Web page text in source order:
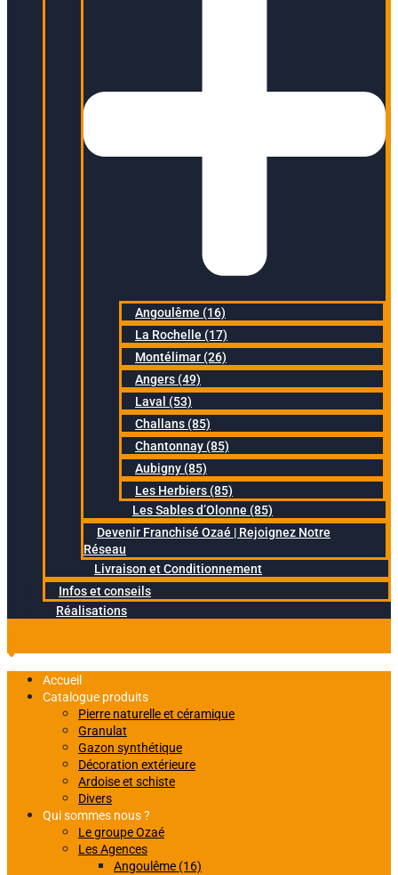
Angoulême (16)
La Rochelle (17)
Montélimar (26)
Angers (49)
Laval (53)
Challans (85)
Chantonnay (85)
Aubigny (85)
Les Herbiers (85)
Les Sables d’Olonne (85)
Devenir Franchisé Ozaé | Rejoignez Notre
Réseau
Livraison et Conditionnement
Infos et conseils
Réalisations
Accueil
Catalogue produits
Pierre naturelle et céramique
Granulat
Gazon synthétique
Décoration extérieure
Ardoise et schiste
Divers
Qui sommes nous ?
Le groupe Ozaé
Les Agences
Angoulême (16)